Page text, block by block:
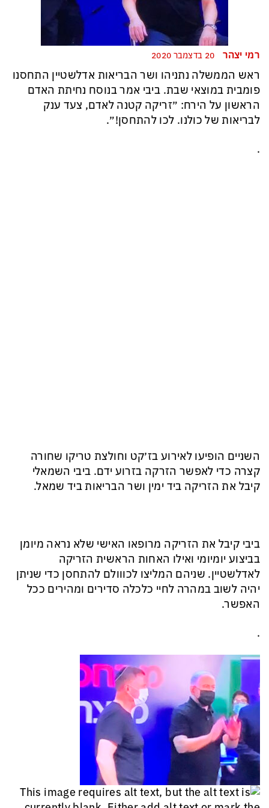
רמי יצהר
ראש הממשלה נתניהו ושר הבריאות אדלשטיין התחסנו
פומבית במוצאי שבת. ביבי אמר בנוסח נחיתת האדם
הראשון על הירח: ״זריקה קטנה לאדם, צעד ענק
לבריאות של כולנו. לכו להתחסן!״.
.
השניים הופיעו לאירוע בז׳קט וחולצת טריקו שחורה
קצרה כדי לאפשר הזרקה בזרוע ידם. ביבי השמאלי
קיבל את הזריקה ביד ימין ושר הבריאות ביד שמאל.
ביבי קיבל את הזריקה מרופאו האישי שלא נראה מיומן
בביצוע יומיומי ואילו האחות הראשית הזריקה
לאדלשטיין. שניהם המליצו לכווולם להתחסן כדי שניתן
יהיה לשוב במהרה לחיי כלכלה סדירים ומהירים ככל
האפשר.
.